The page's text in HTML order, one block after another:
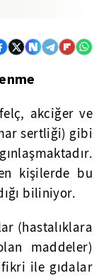
akciğer ve
sertliği) gibi
kişilerde bu
biliniyor.
(hastalıklara
maddeler)
fikri ile gıdalar